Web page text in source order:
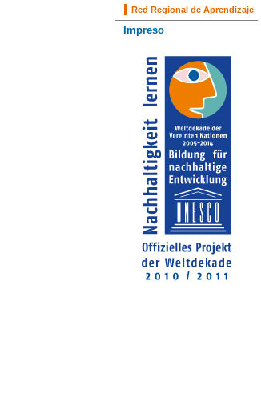
Red Regional de Aprendizaje
Impreso